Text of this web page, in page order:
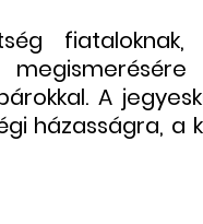
fiataloknak,
A
házasságra, a